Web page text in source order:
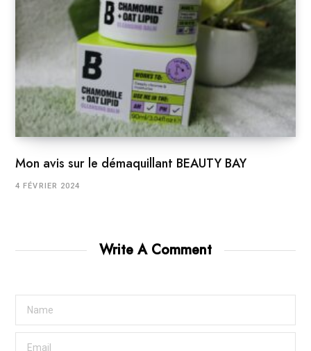
Mon avis sur le démaquillant BEAUTY BAY
4 FÉVRIER 2024
Write A Comment